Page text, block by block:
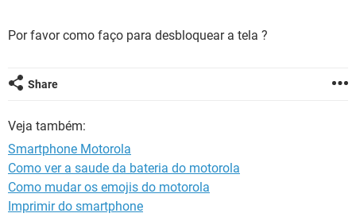
OUTLOOK EXCEL
GUIA DE COMPRAS
Por favor como faço para desbloquear a tela ?
Share
Veja também:
Smartphone Motorola
Como ver a saude da bateria do motorola
Como mudar os emojis do motorola
Imprimir do smartphone